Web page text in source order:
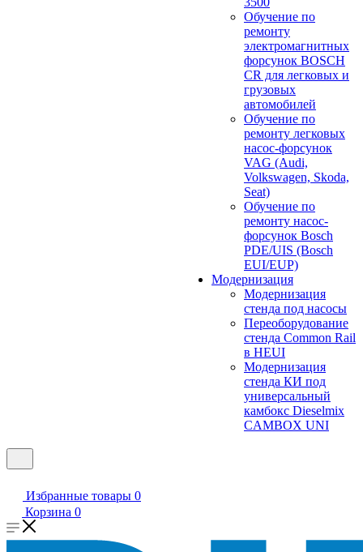
Обучение по
ремонту
электромагнитных
форсунок BOSCH
CR для легковых и
грузовых
автомобилей
Обучение по
ремонту легковых
насос-форсунок
VAG (Audi,
Volkswagen, Skoda,
Seat)
Обучение по
ремонту насос-
форсунок Bosch
PDE/UIS (Bosch
EUI/EUP)
Модернизация
Модернизация
стенда под насосы
Переоборудование
стенда Common Rail
в HEUI
Модернизация
стенда КИ под
универсальный
камбокс Dieselmix
CAMBOX UNI
Избранные товары 0
Корзина 0